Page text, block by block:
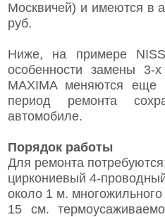
Москвичей) и имеются в
руб.
Ниже, на примере
особенности замены
MAXIMA меняются еще
период ремонта
автомобиле.
Порядок работы
Для ремонта
циркониевый 4-
около 1 м.
15 см.